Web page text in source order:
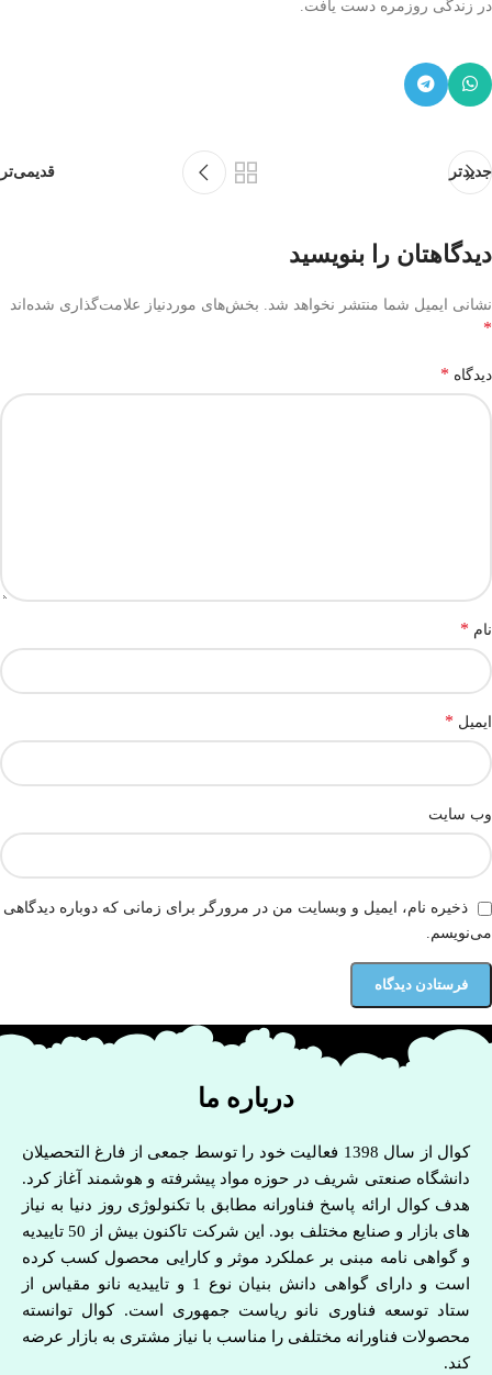
در زندگی روزمره دست یافت.
جدیدتر قدیمی‌تر
دیدگاهتان را بنویسید
نشانی ایمیل شما منتشر نخواهد شد. بخش‌های موردنیاز علامت‌گذاری شده‌اند
*
دیدگاه *
نام *
ایمیل *
وب‌ سایت
ذخیره نام، ایمیل و وبسایت من در مرورگر برای زمانی که دوباره دیدگاهی
می‌نویسم.
درباره ما
کوال از سال 1398 فعالیت خود را توسط جمعی از فارغ التحصیلان
دانشگاه صنعتی شریف در حوزه مواد پیشرفته و هوشمند آغاز کرد.
هدف کوال ارائه پاسخ فناورانه مطابق با تکنولوژی روز دنیا به نیاز
های بازار و صنایع مختلف بود. این شرکت تاکنون بیش از 50 تاییدیه
و گواهی نامه مبنی بر عملکرد موثر و کارایی محصول کسب کرده
است و دارای گواهی دانش بنیان نوع 1 و تاییدیه نانو مقیاس از
ستاد توسعه فناوری نانو ریاست جمهوری است. کوال توانسته
محصولات فناورانه مختلفی را مناسب با نیاز مشتری به بازار عرضه
کند.